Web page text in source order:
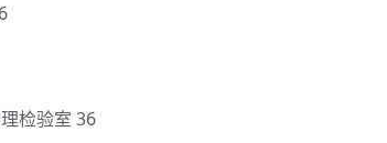
检验室 36